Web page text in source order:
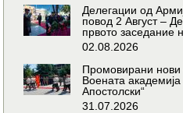
Делегации од
повод 2 Август –
првото
02.08.2026
Промовирани
Воената
Апостолски“
31.07.2026